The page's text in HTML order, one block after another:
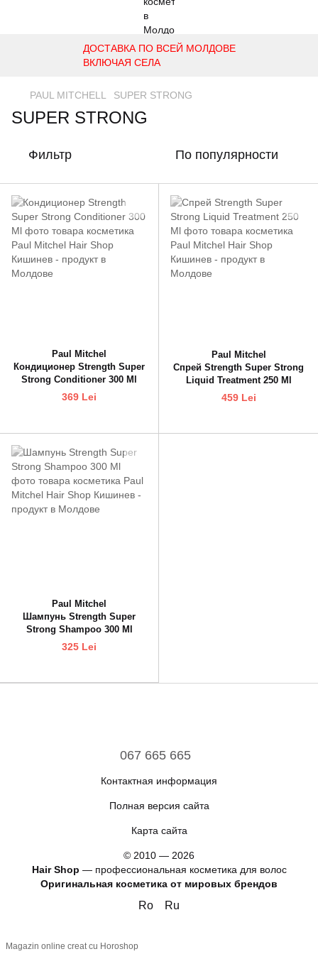
ДОСТАВКА ПО ВСЕЙ МОЛДОВЕ
ВКЛЮЧАЯ СЕЛА
PAUL MITCHELL SUPER STRONG
SUPER STRONG
Фильтр По популярности
Paul Mitchel
Кондиционер Strength Super
Strong Conditioner 300 Ml
369 Lei
Paul Mitchel
Спрей Strength Super Strong
Liquid Treatment 250 Ml
459 Lei
Paul Mitchel
Шампунь Strength Super
Strong Shampoo 300 Ml
325 Lei
067 665 665
Контактная информация
Полная версия сайта
Карта сайта
© 2010 — 2026
Hair Shop — профессиональная косметика для волос
Оригинальная косметика от мировых брендов
Ro Ru
Magazin online creat cu Horoshop